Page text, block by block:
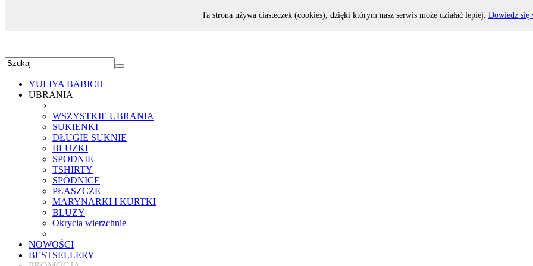
YULIYA BABICH
UBRANIA
WSZYSTKIE UBRANIA
SUKIENKI
DŁUGIE SUKNIE
BLUZKI
SPODNIE
TSHIRTY
SPÓDNICE
PŁASZCZE
MARYNARKI I KURTKI
BLUZY
Okrycia wierzchnie
NOWOŚCI
BESTSELLERY
Ta strona używa ciasteczek (cookies), dzięki którym nasz serwis może działać lepiej. Dowiedz się